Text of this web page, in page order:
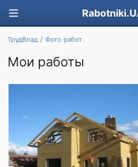
ТрудВлад Фото работ
Мои работы